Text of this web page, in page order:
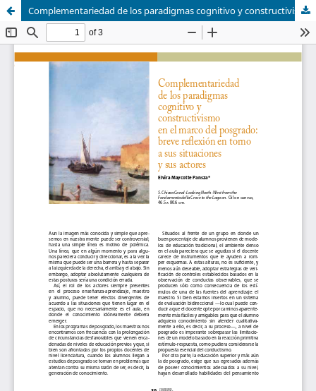
Complementariedad de los paradigmas cognitivo y constructivismo en el marco del posgrado: breve reflexión en torno a sus situaciones y sus actores